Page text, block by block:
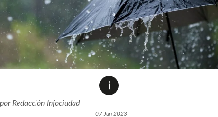
porRedacción Infociudad
07 Jun 2023